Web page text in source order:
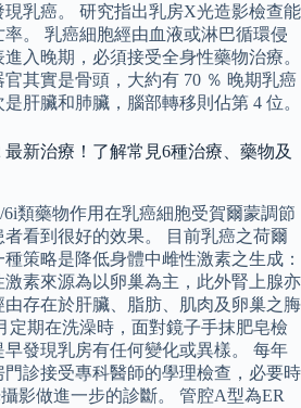
乳癌。 研究指出乳房X光造影檢查能
。 乳癌細胞經由血液或淋巴循環侵
入晚期，必須接受全身性藥物治療。
其實是骨頭，大約有 70 ％ 晚期乳癌
肝臟和肺臟，腦部轉移則佔第 4 位。
新治療！了解常見6種治療、藥物及
類藥物作用在乳癌細胞受賀爾蒙調節
看到很好的效果。 目前乳癌之荷爾
策略是降低身體中雌性激素之生成：
素來源為以卵巢為主，此外腎上腺亦
存在於肝臟、脂肪、肌肉及卵巢之脢
定期在洗澡時，面對鏡子手抹肥皂檢
發現乳房有任何變化或異樣。 每年
診接受專科醫師的學理檢查，必要時
影做進一步的診斷。 管腔A型為ER